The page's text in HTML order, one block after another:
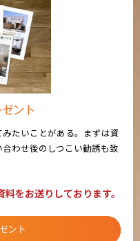
ント
たいことがある。まずは資
わせ後のしつこい勧誘も致
をお送りしております。
ント